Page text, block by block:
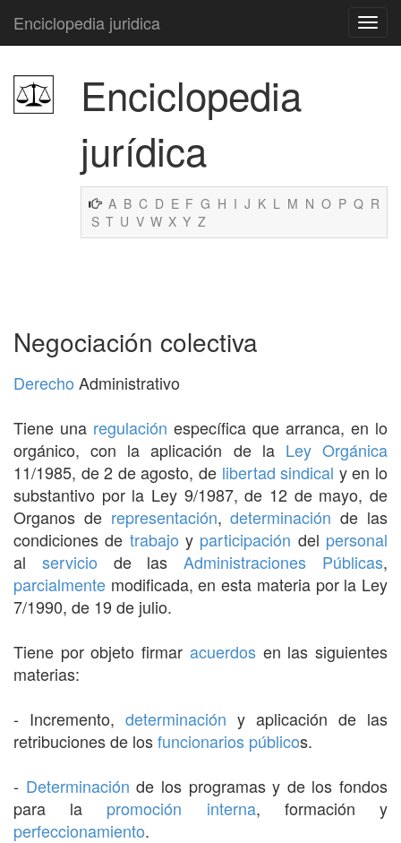
Enciclopedia juridica
Enciclopedia
jurídica
A B C D E F G H I J K L M N O P Q R
S T U V W X Y Z
Negociación colectiva
Derecho Administrativo
Tiene una regulación específica que arranca, en lo
orgánico, con la aplicación de la Ley Orgánica
11/1985, de 2 de agosto, de libertad sindical y en lo
substantivo por la Ley 9/1987, de 12 de mayo, de
Organos de representación,determinación de las
condiciones de trabajo y participación del personal
al servicio de lasAdministraciones Públicas,
parcialmente modificada, en esta materia por la Ley
7/1990, de 19 de julio.
Tiene por objeto firmar acuerdosen las siguientes
materias:
- Incremento, determinación y aplicación de las
retribuciones de losfuncionarios públicos.
- Determinación de los programas y de los fondos
para la promoción interna, formación y
perfeccionamiento.